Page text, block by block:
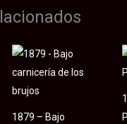
1879 – Bajo